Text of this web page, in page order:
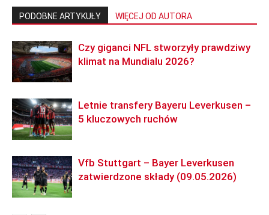
PODOBNE ARTYKUŁY WIĘCEJ OD AUTORA
Czy giganci NFL stworzyły prawdziwy
klimat na Mundialu 2026?
Letnie transfery Bayeru Leverkusen –
5 kluczowych ruchów
Vfb Stuttgart – Bayer Leverkusen
zatwierdzone składy (09.05.2026)